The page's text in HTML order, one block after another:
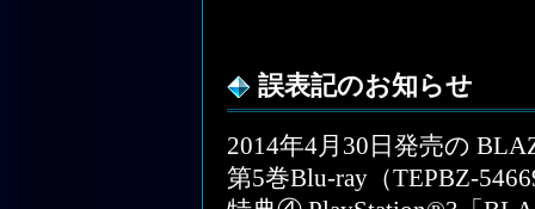
誤表記のお知らせ
2014年4月30日発売の
第5巻Blu-ray（TEPBZ-